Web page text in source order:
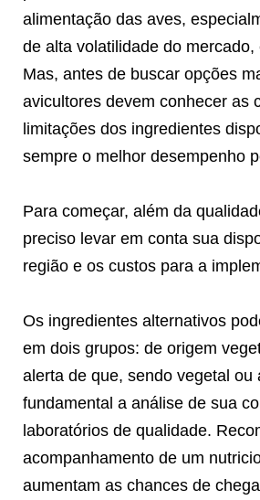
alimentação das aves,
de alta volatilidade do mercado,
Mas, antes de buscar opções
avicultores devem conhecer as
limitações dos ingredientes
sempre o melhor desempenho
Para começar, além da
preciso levar em conta sua
região e os custos para a
Os ingredientes alternativos
em dois grupos: de origem
alerta de que, sendo vegetal ou
fundamental a análise de sua
laboratórios de qualidade.
acompanhamento de um
aumentam as chances de